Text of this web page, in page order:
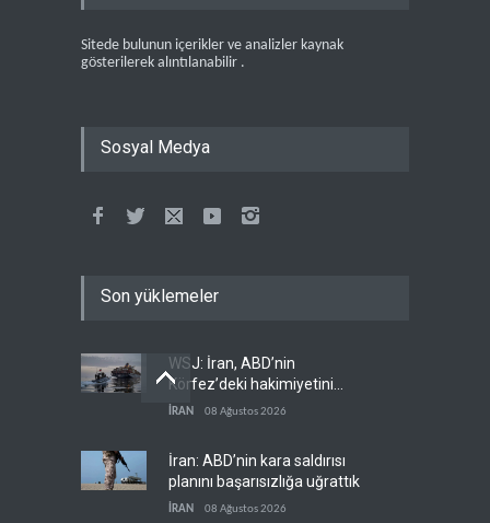
Sitede bulunun içerikler ve analizler kaynak
gösterilerek alıntılanabilir .
Sosyal Medya
Son yüklemeler
WSJ: İran, ABD’nin
Körfez’deki hakimiyetini
sona erdiriyor
İRAN 08 Ağustos 2026
İran: ABD’nin kara saldırısı
planını başarısızlığa uğrattık
İRAN 08 Ağustos 2026